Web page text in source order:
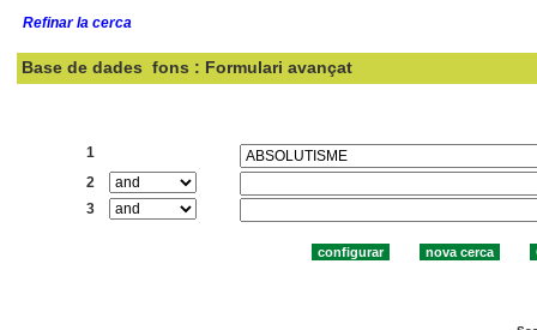
Refinar la cerca
Base de dades fons : Formulari avançat
1
2
3